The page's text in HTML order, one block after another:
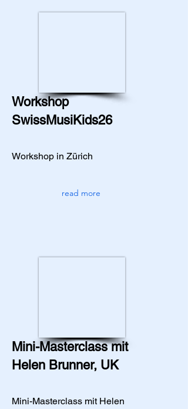
Workshop
SwissMusiKids26
Workshop in Zürich
read more
Mini-Masterclass mit
Helen Brunner, UK
Mini-Masterclass mit Helen